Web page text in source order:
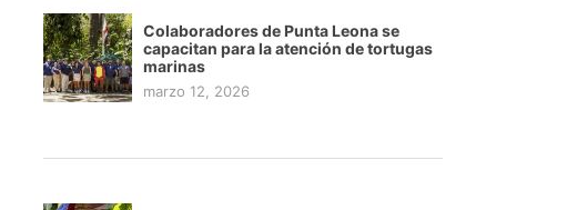
Colaboradores de Punta Leona se
capacitan para la atención de tortugas
marinas
marzo 12, 2026